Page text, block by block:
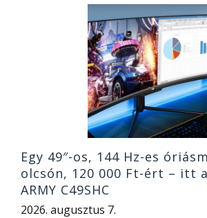
Egy 49″-os, 144 Hz-es
olcsón, 120 000 Ft-ért – itt
ARMY C49SHC
2026. augusztus 7.